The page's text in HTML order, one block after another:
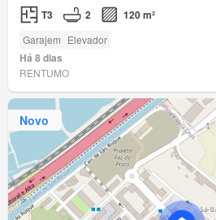
T3 2 120 m²
Garajem Elevador
Há 8 dias
RENTUMO
Novo